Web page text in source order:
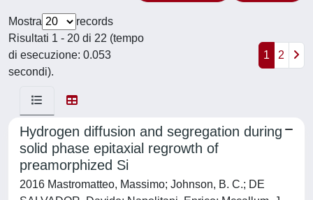
Mostra
records
Risultati 1 - 20 di 22 (tempo
di esecuzione: 0.053
secondi).
1 2
Hydrogen diffusion and segregation during
solid phase epitaxial regrowth of
preamorphized Si
2016 Mastromatteo, Massimo; Johnson, B. C.; DE